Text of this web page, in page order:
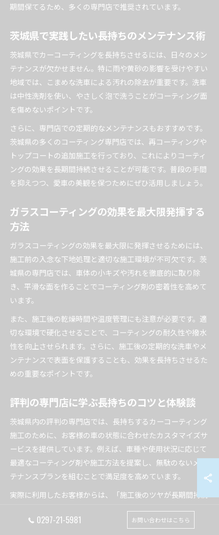
期間保てるため、多くの専門店で推奨されています。
茨城県で実践したい長持ちのメンテナンス術
茨城県でカーコーティングを長持ちさせるには、日々のメン
テナンスが欠かせません。特に雨や黄砂の影響を受けやすい
地域では、こまめな洗車による汚れの除去が重要です。洗車
は中性洗剤を使い、やさしく泡で洗うことがコーティング面
を傷めないポイントです。
さらに、専門店での定期的なメンテナンスもおすすめです。
茨城県の多くのコーティング専門店では、再コーティングや
トップコートの追加施工を行っており、これによりコーティ
ングの効果を長期間持続させることが可能です。普段の手間
を抑えつつ、愛車の美観を保つためにぜひ活用しましょう。
ガラスコーティングの効果を最大限発揮する
方法
ガラスコーティングの効果を最大限に発揮させるためには、
施工前の入念な下地処理と適切な施工環境が不可欠です。茨
城県の専門店では、車体の小キズや汚れを徹底的に取り除
き、平滑な面を作ることでコーティング剤の密着性を高めて
います。
また、施工後の乾燥時間や温度管理にも注意が必要です。適
切な環境で硬化させることで、コーティングの耐久性や撥水
性を向上させられます。さらに、施工後の定期的な洗車やメ
ンテナンスで表面を保護することも、効果を長持ちさせるた
めの重要なポイントです。
評判の専門店に学ぶ長持ちのコツと体験談
茨城県内の評判の専門店では、長持ちするカーコーティング
施工のために、お客様の車の状態に合わせたカスタマイズサ
ービスを提供しています。例えば、車種や使用状況に応じて
最適なコーティング剤や施工方法を提案し、無駄のないメン
テナンスプランを組むことで満足度を高めています。
実際に利用したお客様からは、「施工後のツヤが長期間持続
で安心できる」といった声が多く寄せられています。これら
0297-21-5981 お問い合わせはこちら